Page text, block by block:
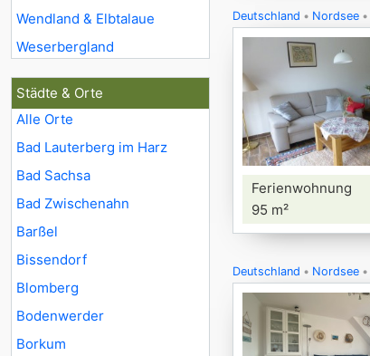
Wendland & Elbtalaue
Weserbergland
Städte & Orte
Alle Orte
Bad Lauterberg im Harz
Bad Sachsa
Bad Zwischenahn
Barßel
Bissendorf
Blomberg
Bodenwerder
Borkum
Deutschland Nordsee
Ferienwohnung
95 m²
Deutschland Nordsee